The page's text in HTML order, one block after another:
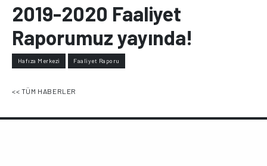
2019-2020 Faaliyet
Raporumuz yayında!
Hafıza Merkezi Faaliyet Raporu
<< TÜM HABERLER